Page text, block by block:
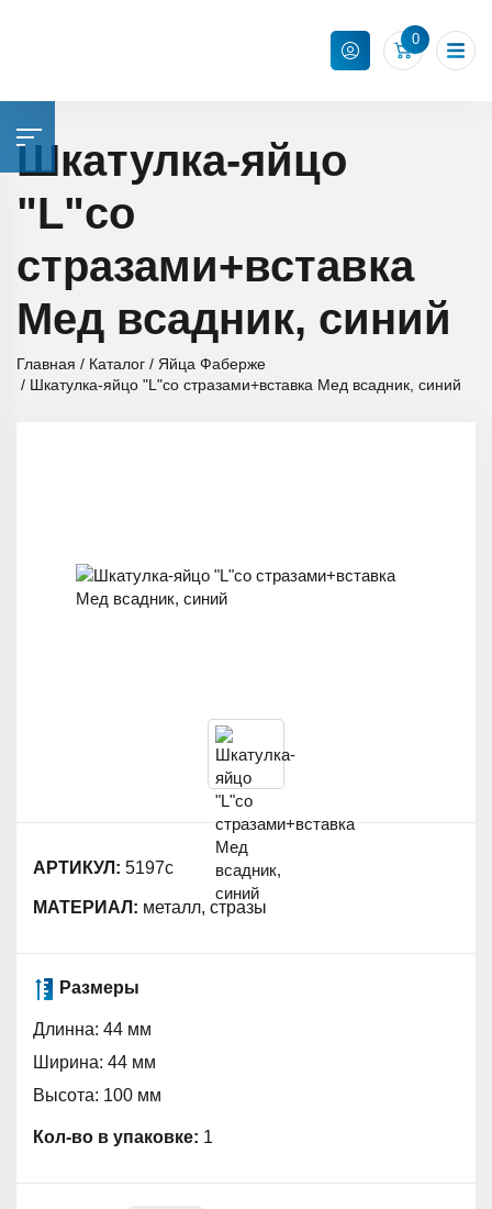
0
Шкатулка-яйцо
"L"со
стразами+вставка
Мед всадник, синий
Главная Каталог
Яйца Фаберже
Шкатулка-яйцо "L"со стразами+вставка Мед всадник, синий
АРТИКУЛ: 5197с
МАТЕРИАЛ: металл, стразы
Размеры
Длинна: 44 мм
Ширина: 44 мм
Высота: 100 мм
Кол-во в упаковке: 1